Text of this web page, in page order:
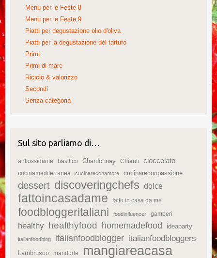
Menu per le Feste 8
Menu per le Feste 9
Piatti per degustazione olio d'oliva
Piatti per la degustazione del tartufo
Primi
Primi di mare
Riciclo & valorizzo
Secondi
Senza categoria
Sul sito parliamo di…
antiossidante basilico Chardonnay Chianti cioccolato
cucinamediterranea cucinareconamore cucinareconpassione
dessert discoveringchefs dolce
fattoincasadame fatto in casa da me
foodbloggeritaliani foodinfluencer gamberi
healthy healthyfood homemadefood ideaparty
italianfoodblog italianfoodblogger italianfoodbloggers
Lambrusco mandorle mangiareacasa